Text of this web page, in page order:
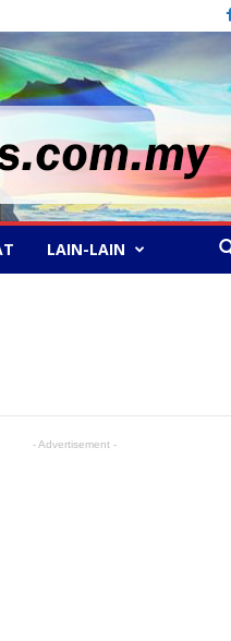
LAIN-LAIN
- Advertisement -